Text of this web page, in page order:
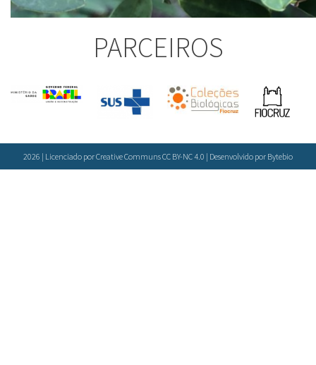
PARCEIROS
2026 | Licenciado por Creative Communs CC BY-NC 4.0 | Desenvolvido por Bytebio